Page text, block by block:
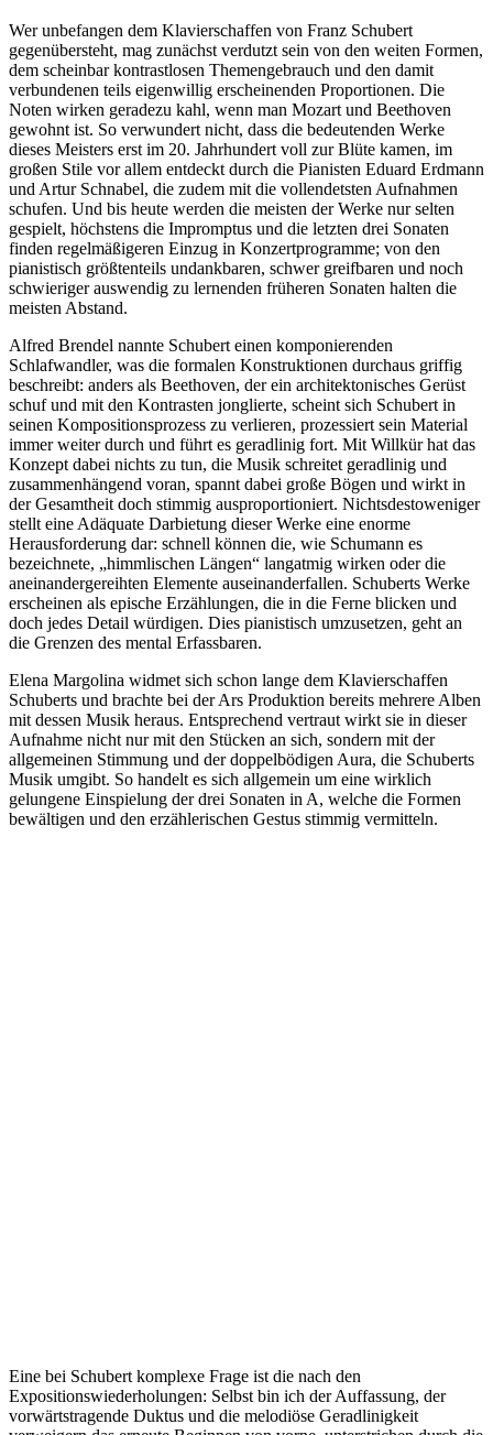
Wer unbefangen dem Klavierschaffen von Franz Schubert
gegenübersteht, mag zunächst verdutzt sein von den weiten Formen,
dem scheinbar kontrastlosen Themengebrauch und den damit
verbundenen teils eigenwillig erscheinenden Proportionen. Die
Noten wirken geradezu kahl, wenn man Mozart und Beethoven
gewohnt ist. So verwundert nicht, dass die bedeutenden Werke
dieses Meisters erst im 20. Jahrhundert voll zur Blüte kamen, im
großen Stile vor allem entdeckt durch die Pianisten Eduard Erdmann
und Artur Schnabel, die zudem mit die vollendetsten Aufnahmen
schufen. Und bis heute werden die meisten der Werke nur selten
gespielt, höchstens die Impromptus und die letzten drei Sonaten
finden regelmäßigeren Einzug in Konzertprogramme; von den
pianistisch größtenteils undankbaren, schwer greifbaren und noch
schwieriger auswendig zu lernenden früheren Sonaten halten die
meisten Abstand.
Alfred Brendel nannte Schubert einen komponierenden
Schlafwandler, was die formalen Konstruktionen durchaus griffig
beschreibt: anders als Beethoven, der ein architektonisches Gerüst
schuf und mit den Kontrasten jonglierte, scheint sich Schubert in
seinen Kompositionsprozess zu verlieren, prozessiert sein Material
immer weiter durch und führt es geradlinig fort. Mit Willkür hat das
Konzept dabei nichts zu tun, die Musik schreitet geradlinig und
zusammenhängend voran, spannt dabei große Bögen und wirkt in
der Gesamtheit doch stimmig ausproportioniert. Nichtsdestoweniger
stellt eine Adäquate Darbietung dieser Werke eine enorme
Herausforderung dar: schnell können die, wie Schumann es
bezeichnete, „himmlischen Längen“ langatmig wirken oder die
aneinandergereihten Elemente auseinanderfallen. Schuberts Werke
erscheinen als epische Erzählungen, die in die Ferne blicken und
doch jedes Detail würdigen. Dies pianistisch umzusetzen, geht an
die Grenzen des mental Erfassbaren.
Elena Margolina widmet sich schon lange dem Klavierschaffen
Schuberts und brachte bei der Ars Produktion bereits mehrere Alben
mit dessen Musik heraus. Entsprechend vertraut wirkt sie in dieser
Aufnahme nicht nur mit den Stücken an sich, sondern mit der
allgemeinen Stimmung und der doppelbödigen Aura, die Schuberts
Musik umgibt. So handelt es sich allgemein um eine wirklich
gelungene Einspielung der drei Sonaten in A, welche die Formen
bewältigen und den erzählerischen Gestus stimmig vermitteln.
Eine bei Schubert komplexe Frage ist die nach den
Expositionswiederholungen: Selbst bin ich der Auffassung, der
vorwärtstragende Duktus und die melodiöse Geradlinigkeit